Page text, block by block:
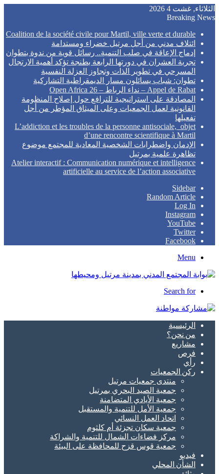
الثلاثاء, غشت 4 2026
Breaking News
Coalition de la société civile pour Martil, ville verte et durable
ائتلاف مدني من أجل مرتيل خضراء ومستدامة
إدماج الإعاقة في صلب التنمية.. رسائل قوية من ندوة بتطوان
تجربة العشران في دورتها الرابعة بطنجة تؤكد أهمية الارتجال
المسرحي في تطوير الذات وتجاوز العزلة النفسية
تطوان: شباب يسائلون مسار الديمقراطية التشاركية
Appel de Rabat – نداء الرباط – Open Africa 26
المصادقة على استراتيجية للترافع حول إصلاح المنظومة
القانونية لعمل الجمعيات وعلى الميثاق المؤطر من أجل
تفعيلها
L’addiction et les troubles de la personne antisociale, objet
d’une rencontre scientifique à Martil
الإدمان واضطرابات الشخصية المعادية للمجتمع موضوع
تظاهرة علمية بمرتيل
Atelier interactif : Communication numérique et intelligence
artificielle au service de l’action associative
Sidebar
Random Article
Log In
Instagram
YouTube
Twitter
Facebook
Menu
Search for
الرئيسية
من نحن؟
مشاريع
فرص
رأي
ركن الجمعيات
منتدى جمعيات مرتيل
جمعية الصيد البحري بمرتيل
جمعية الأيادي المتضامنة
جمعية الأمل للتنمية والمستقبل
اتحاد العمل النسائي
جمعية سكان تجزئة أم كلثوم
مركز فضاءات الشمال للتنمية والشراكة
جمعية قوس قزح للمحافظة على البيئة
فيديو
الشأن المحلي